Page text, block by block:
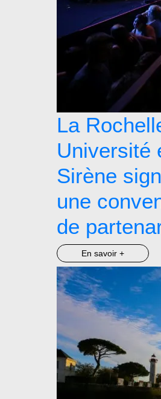
La
Université
Sirène
une
de
En savoir +